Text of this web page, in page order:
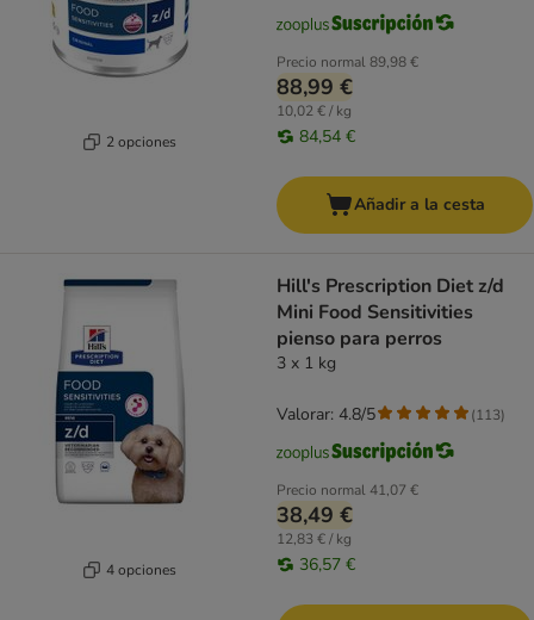
2 opciones
Precio normal89,98 €
88,99 €
10,02 € / kg
84,54 €
Añadir a la cesta
4 opciones
Hill's Prescription Diet z/d
Mini Food Sensitivities
pienso para perros
3 x 1 kg
Precio normal41,07 €
38,49 €
12,83 € / kg
36,57 €
Valorar: 4.8/5 (113)